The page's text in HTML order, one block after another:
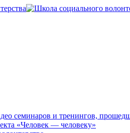
семинаров и тренингов,
«Человек — человеку»